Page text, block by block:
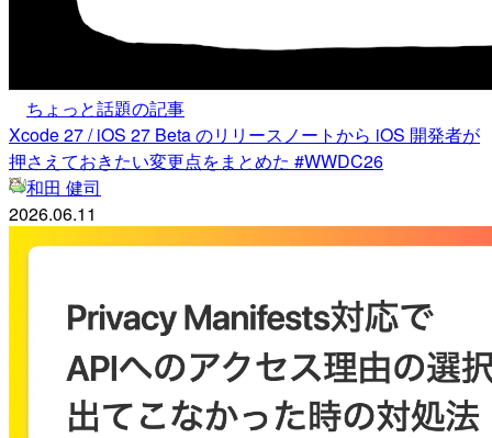
ちょっと話題の記事
Xcode 27 / iOS 27 Beta のリリースノートから iOS 開発者が
押さえておきたい変更点をまとめた #WWDC26
和田 健司
2026.06.11